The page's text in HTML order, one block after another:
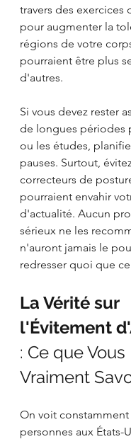
travers des exercices
pour augmenter la
régions de votre
pourraient être plus
d'autres.
Si vous devez rester
de longues périodes
ou les études,
pauses. Surtout,
correcteurs de
pourraient envahir
d'actualité. Aucun
sérieux ne les
n'auront jamais le
redresser quoi que
La Vérité sur
l'Évitement
: Ce que
Vraiment
On voit constamment
personnes aux États-